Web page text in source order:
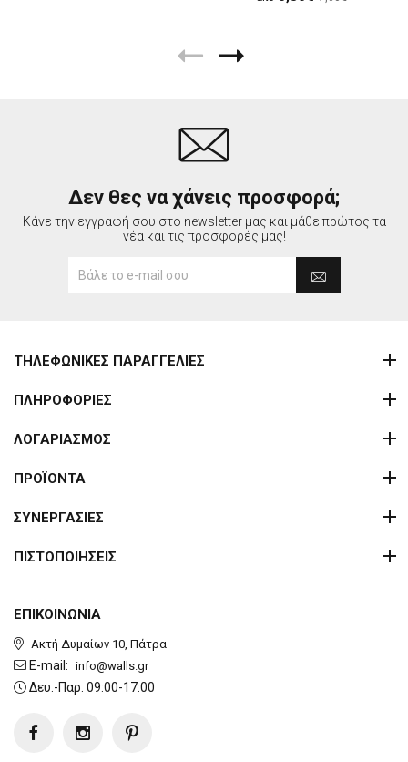
Δεν θες να χάνεις προσφορά;
Κάνε την εγγραφή σου στο newsletter μας και μάθε πρώτος τα
νέα και τις προσφορές μας!
ΕΠΙΚΟΙΝΩΝΙΑ
Ακτή Δυμαίων 10, Πάτρα
E-mail: info@walls.gr
Δευ.-Παρ. 09:00-17:00
ΤΗΛΕΦΩΝΙΚΕΣ ΠΑΡΑΓΓΕΛΙΕΣ
ΠΛΗΡΟΦΟΡΙΕΣ
ΛΟΓΑΡΙΑΣΜΟΣ
ΠΡΟΪΟΝΤΑ
ΣΥΝΕΡΓΑΣΙΕΣ
ΠΙΣΤΟΠΟΙΗΣΕΙΣ